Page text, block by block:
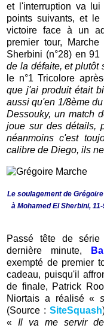
et l'interruption va
points suivants, et
victoire face à un
premier tour,
Sherbini (n°28) en
de la défaite, et plutôt
le n°1 Tricolore
que j'ai produit était
aussi qu'en 1/8ème
Dessouky, un match
joue sur des détails,
néanmoins c'est
calibre de Diego, ils
Le soulagement de
à Mohamed El Sherbini,
Passé tête de
dernière minute,
exempté de premier
cadeau, puisqu'il
de finale, Patrick
Niortais a réalisé «
(Source :SiteSquash
« Il va me servir